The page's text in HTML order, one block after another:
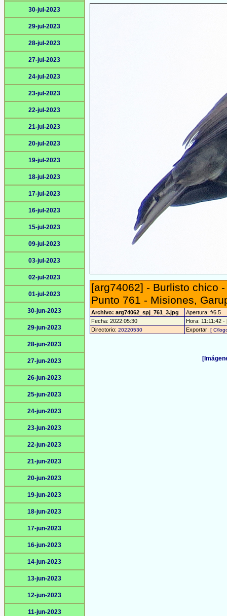
30-jul-2023
29-jul-2023
28-jul-2023
27-jul-2023
24-jul-2023
23-jul-2023
22-jul-2023
21-jul-2023
20-jul-2023
19-jul-2023
18-jul-2023
17-jul-2023
16-jul-2023
15-jul-2023
09-jul-2023
03-jul-2023
02-jul-2023
01-jul-2023
30-jun-2023
29-jun-2023
28-jun-2023
27-jun-2023
26-jun-2023
25-jun-2023
24-jun-2023
23-jun-2023
22-jun-2023
21-jun-2023
20-jun-2023
19-jun-2023
18-jun-2023
17-jun-2023
16-jun-2023
14-jun-2023
13-jun-2023
12-jun-2023
11-jun-2023
[arg74062] - Burlisto chico
Punto 761 - Misiones,
Archivo: arg74062_spj_761_3.jpg
Apertura: f/6.5
Fecha: 2022:05:30
Hora: 11:11:42
Directorio: 20220530 Exportar: [ C/